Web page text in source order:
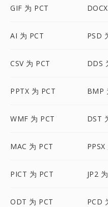
GIF 为 PCT
AI 为 PCT PSD
CSV 为 PCT DDS
PPTX 为 PCT BMP
WMF 为 PCT DST
MAC 为 PCT
PICT 为 PCT JP2
ODT 为 PCT PCD